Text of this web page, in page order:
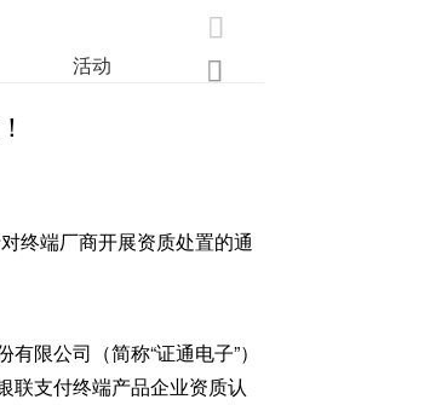

活动 
终端厂商开展资质处置的通
限公司（简称“证通电子”）
联支付终端产品企业资质认